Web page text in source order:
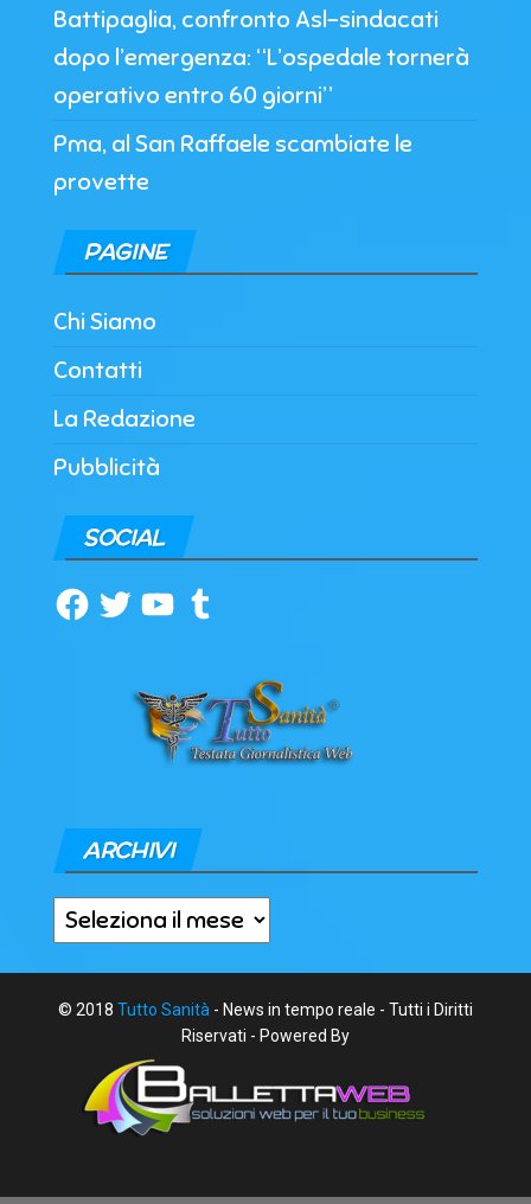
Battipaglia, confronto Asl-sindacati
dopo l’emergenza: “L’ospedale tornerà
operativo entro 60 giorni”
Pma, al San Raffaele scambiate le
provette
PAGINE
Chi Siamo
Contatti
La Redazione
Pubblicità
SOCIAL
Facebook
TwitterYouTubeTumblr
ARCHIVI
Archivi
© 2018 Tutto Sanità - News in tempo reale - Tutti i Diritti
Riservati - Powered By